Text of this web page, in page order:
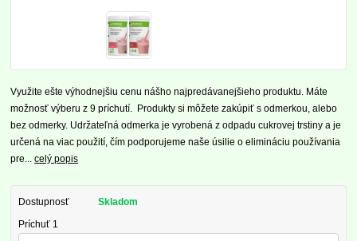
Využite ešte výhodnejšiu cenu nášho najpredávanejšieho produktu. Máte
možnosť výberu z 9 príchutí. Produkty si môžete zakúpiť s odmerkou, alebo
bez odmerky. Udržateľná odmerka je vyrobená z odpadu cukrovej trstiny a je
určená na viac použití, čím podporujeme naše úsilie o elimináciu používania
pre...celý popis
Dostupnosť Skladom
Príchuť 1